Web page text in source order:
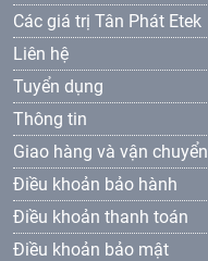
Các giá trị Tân Phát Etek
Liên hệ
Tuyển dụng
Thông tin
Giao hàng và vận chuyển
Điều khoản bảo hành
Điều khoản thanh toán
Điều khoản bảo mật